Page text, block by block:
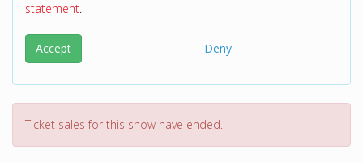
statement.
Accept Deny
Ticket sales for this show have ended.